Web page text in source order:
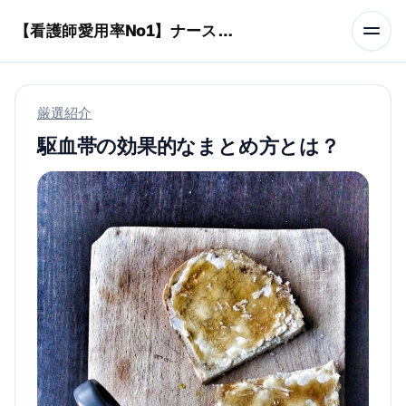
【看護師愛用率No1】ナースリーで人気の商品はコレ
厳選紹介
駆血帯の効果的なまとめ方とは？